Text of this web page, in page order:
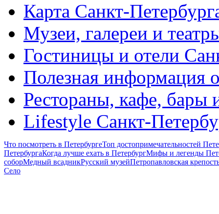
Карта Санкт-
Музеи, галереи и
Гостиницы и отели
Полезная информация
Рестораны, кафе, бары
Lifestyle Санкт-
Что посмотреть в ПетербургеТоп достопримечательностей
ПетербургаКогда лучше ехать в ПетербургМифы и легенды
соборМедный всадникРусский музейПетропавловская
Село